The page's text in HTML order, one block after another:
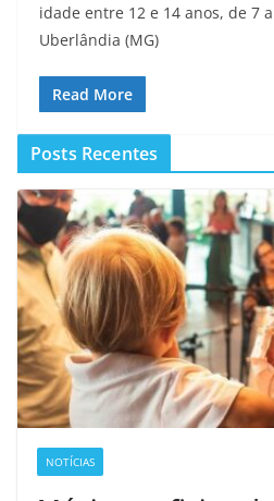
idade entre 12 e 14 anos, de 7
Uberlândia (MG)
Read More
Posts Recentes
NOTÍCIAS